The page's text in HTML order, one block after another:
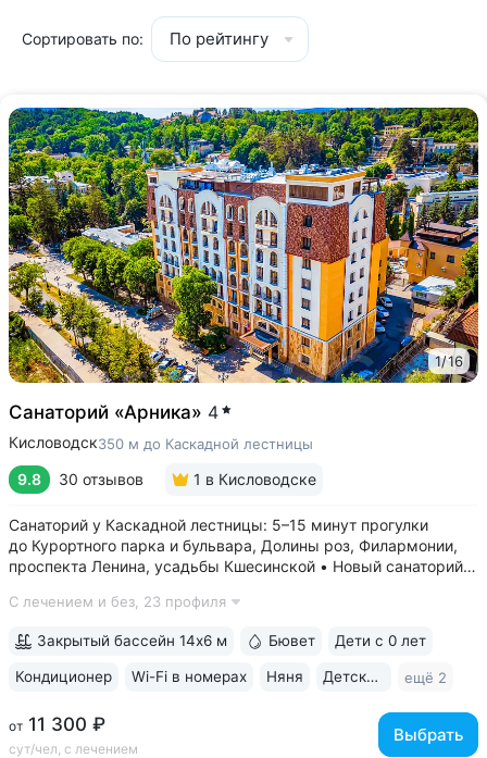
Сортировать по: По рейтингу
1/16
Санаторий «Арника» 4
Кисловодск350 м до Каскадной лестницы
9.8 30 отзывов 1 в Кисловодске
Санаторий у Каскадной лестницы: 5–15 минут прогулки
до Курортного парка и бульвара, Долины роз, Филармонии,
проспекта Ленина, усадьбы Кшесинской • Новый санаторий,
положительные. Многие гости отмечают, что санаторий
С лечением и без, 23 профиля
от 11 300 ₽
сут/чел, с лечением
Выбрать
Закрытый бассейн 14х6 м Бювет Дети с 0 лет
Кондиционер Wi-Fi в номерах Няня Детская комната ещё 2